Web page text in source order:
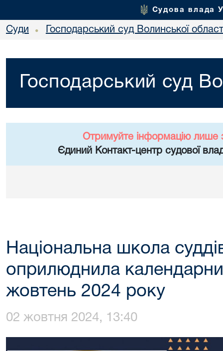
Судова влада
Суди • Господарський суд Волинської
Господарський суд
Отримуйте інформацію лише
Єдиний Контакт-центр судової
Національна школа
оприлюднила
жовтень 2024 року
02 жовтня 2024, 13:40